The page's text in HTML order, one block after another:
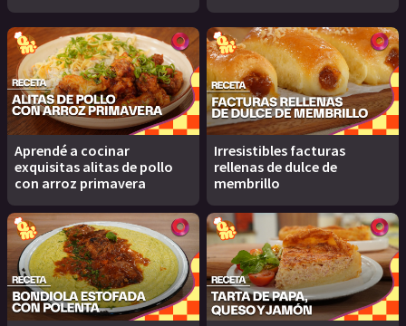
Aprendé a cocinar
exquisitas alitas de pollo
con arroz primavera
Irresistibles facturas
rellenas de dulce de
membrillo